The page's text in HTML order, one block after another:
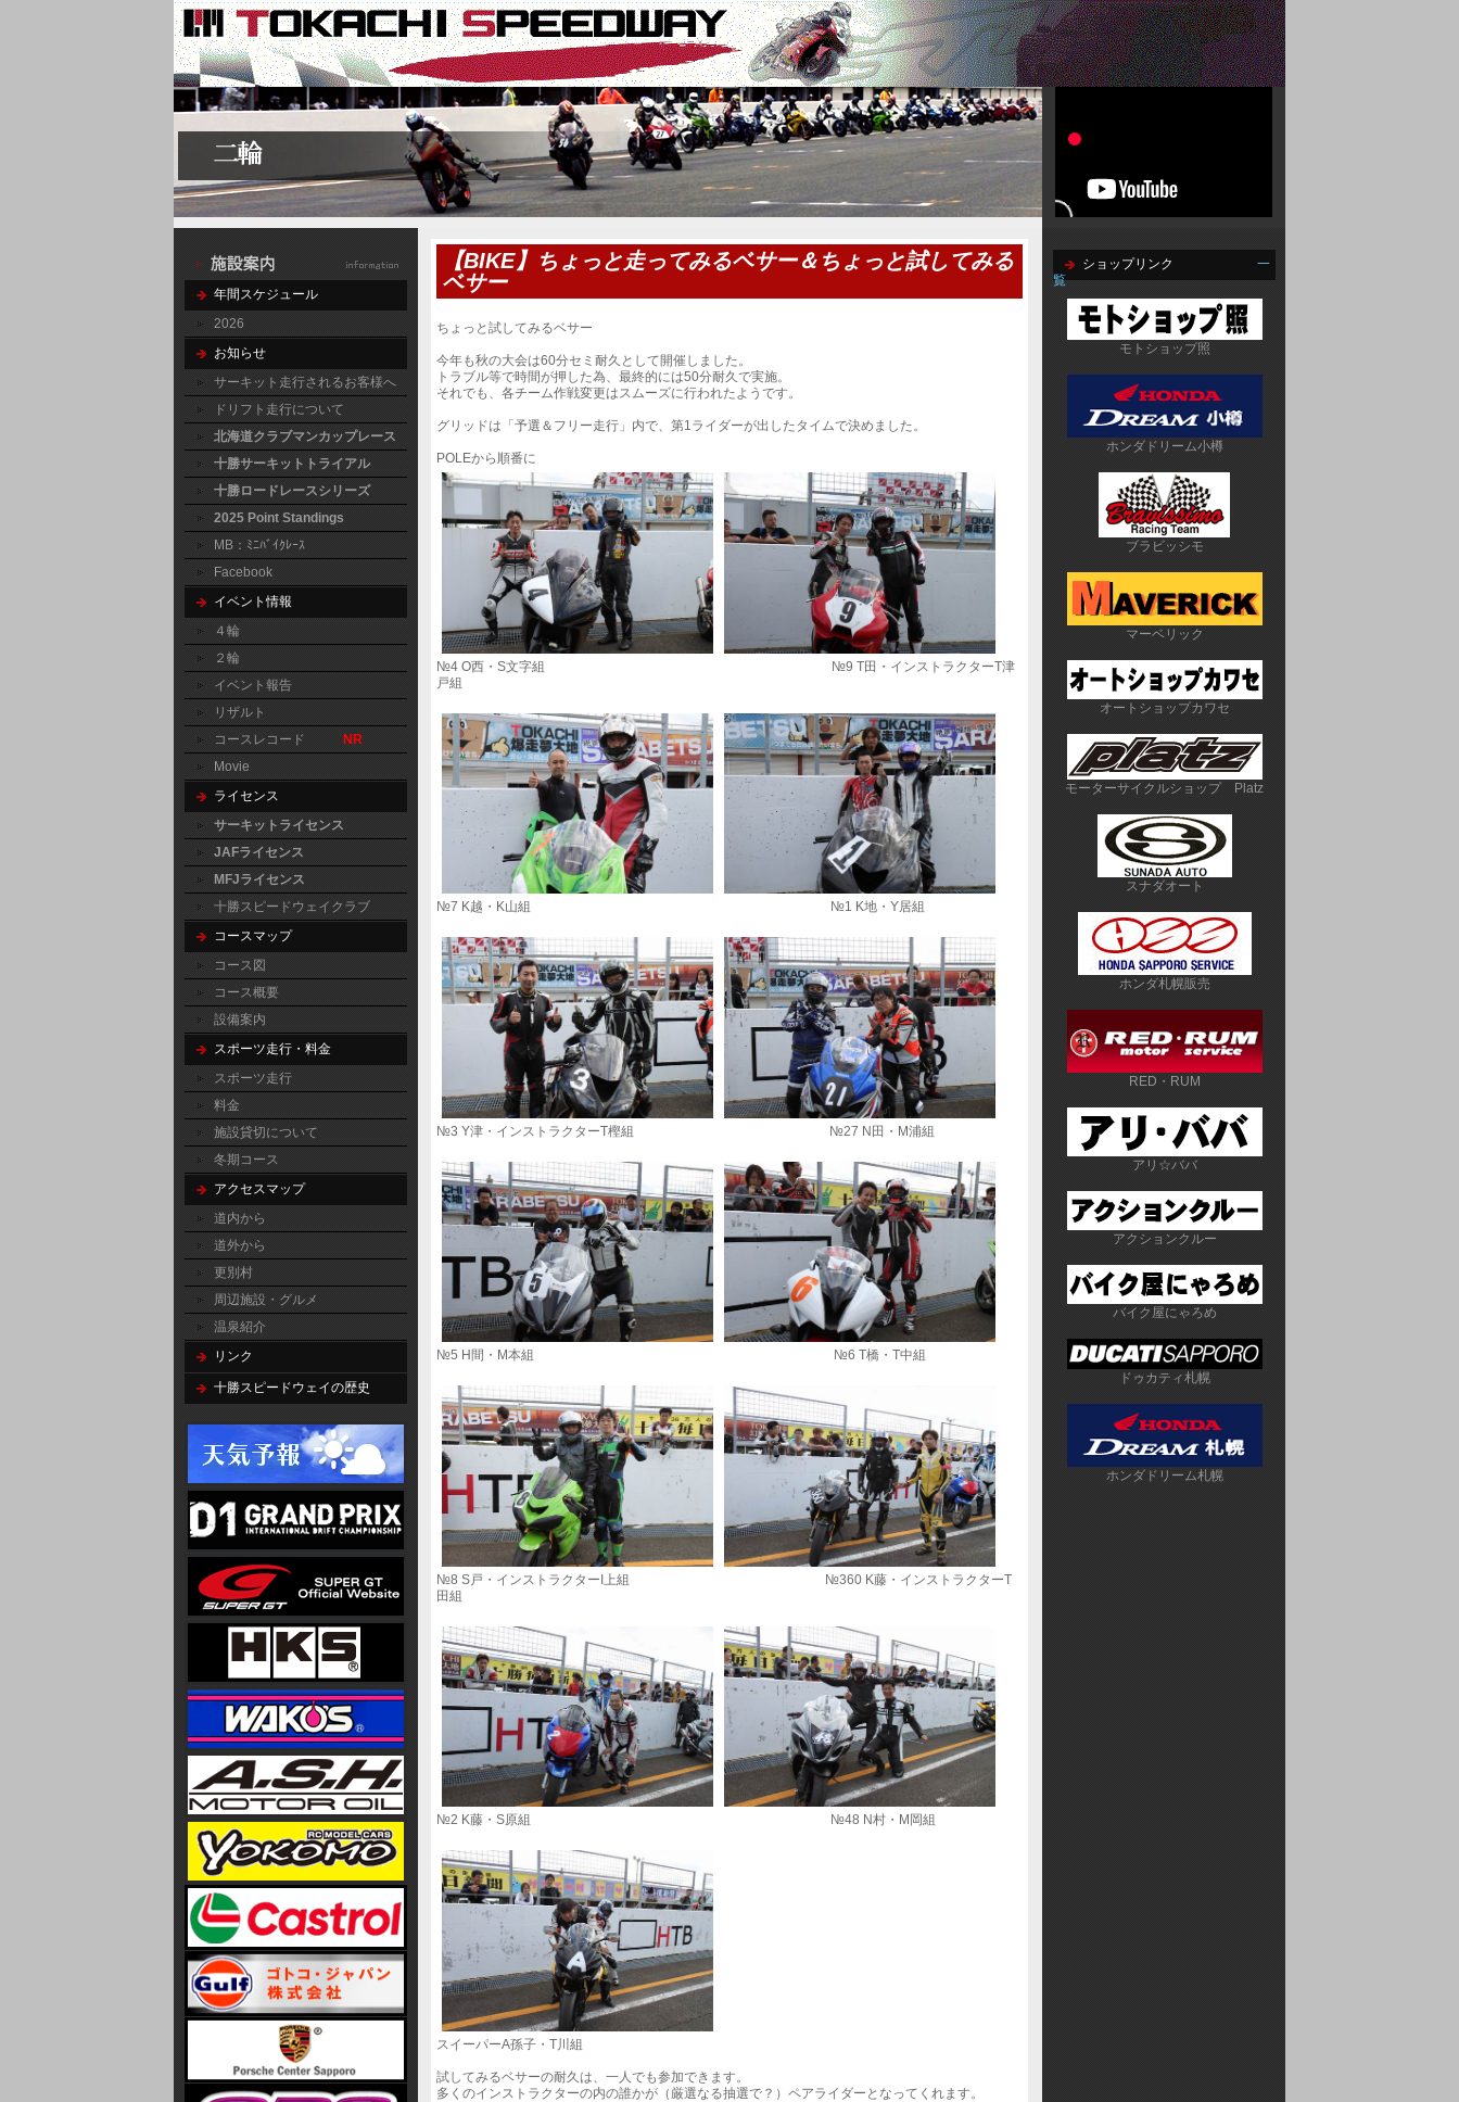
年間スケジュール
2026
お知らせ
サーキット走行されるお客様へ
ドリフト走行について
北海道クラブマンカップレース
十勝サーキットトライアル
十勝ロードレースシリーズ
2025 Point Standings
MB：ﾐﾆﾊﾞｲｸﾚｰｽ
Facebook
イベント情報
４輪
２輪
イベント報告
リザルト
コースレコード
NR
Movie
ライセンス
サーキットライセンス
JAFライセンス
MFJライセンス
十勝スピードウェイクラブ
コースマップ
コース図
コース概要
設備案内
スポーツ走行・料金
スポーツ走行
料金
施設貸切について
冬期コース
アクセスマップ
道内から
道外から
更別村
周辺施設・グルメ
温泉紹介
リンク
十勝スピードウェイの歴史
【BIKE】ちょっと走ってみるベサー＆ちょっと試してみる
ベサー
ちょっと試してみるベサー
今年も秋の大会は60分セミ耐久として開催しました。
トラブル等で時間が押した為、最終的には50分耐久で実施。
それでも、各チーム作戦変更はスムーズに行われたようです。
グリッドは「予選＆フリー走行」内で、第1ライダーが出したタイムで決めました。
POLEから順番に
№4 O西・S文字組 №9 T田・インストラクターT津
戸組
№7 K越・K山組 №1 K地・Y居組
№3 Y津・インストラクターT樫組 №27 N田・M浦組
№5 H間・M本組 №6 T橋・T中組
№8 S戸・インストラクターI上組 №360 K藤・インストラクターT
田組
№2 K藤・S原組 №48 N村・M岡組
スイーパーA孫子・T川組
試してみるベサーの耐久は、一人でも参加できます。
多くのインストラクターの内の誰かが（厳選なる抽選で？）ペアライダーとなってくれます。
ショップリンク
一
覧
モトショップ照
ホンダドリーム小樽
ブラビッシモ
マーベリック
オートショップカワセ
モーターサイクルショップ　Platz
スナダオート
ホンダ札幌販売
RED・RUM
アリ☆ババ
アクションクルー
バイク屋にゃろめ
ドゥカティ札幌
ホンダドリーム札幌